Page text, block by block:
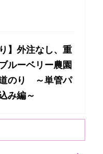
】外注なし、重
ルーベリー農園
のり ～単管パ
み編～